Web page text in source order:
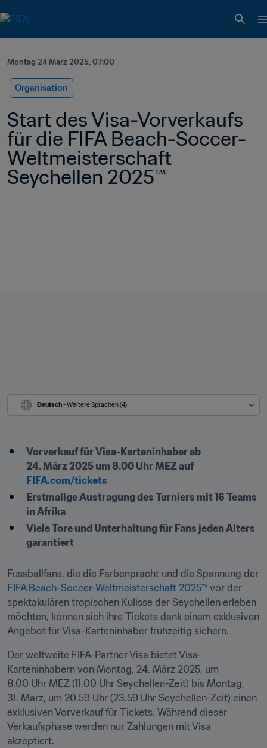
Montag 24 März 2025, 07:00
Organisation
Start des Visa-Vorverkaufs
für die FIFA Beach-Soccer-
Weltmeisterschaft
Seychellen 2025™
Deutsch - Weitere Sprachen (4)
Vorverkauf für Visa-Karteninhaber ab
24. März 2025 um 8.00 Uhr MEZ auf
FIFA.com/tickets
Erstmalige Austragung des Turniers mit 16 Teams
in Afrika
Viele Tore und Unterhaltung für Fans jeden Alters
garantiert
FIFA Beach-Soccer-Weltmeisterschaft 2025™ vor der
spektakulären tropischen Kulisse der Seychellen erleben
möchten, können sich ihre Tickets dank einem exklusiven
Angebot für Visa-Karteninhaber frühzeitig sichern.
Der weltweite FIFA-Partner Visa bietet Visa-
Karteninhabern von Montag, 24. März 2025, um
8.00 Uhr MEZ (11.00 Uhr Seychellen-Zeit) bis Montag,
31. März, um 20.59 Uhr (23.59 Uhr Seychellen-Zeit) einen
exklusiven Vorverkauf für Tickets. Während dieser
Verkaufsphase werden nur Zahlungen mit Visa
akzeptiert.